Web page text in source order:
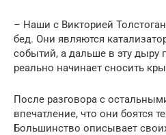
– Наши с Викторией
бед. Они являются
событий, а дальше в эту
реально начинает сносить
После разговора с
впечатление, что они боятся
Большинство описывает